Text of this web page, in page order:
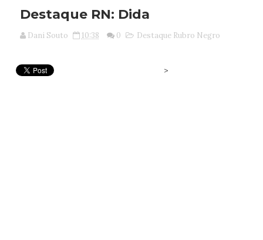
Destaque RN: Dida
Dani Souto 10:38 0 Destaque Rubro Negro
>